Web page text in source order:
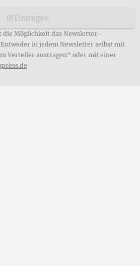
Eintragen
Möglichkeit das Newsletter-
in jedem Newsletter selbst mit
Verteiler austragen“ oder mit einer